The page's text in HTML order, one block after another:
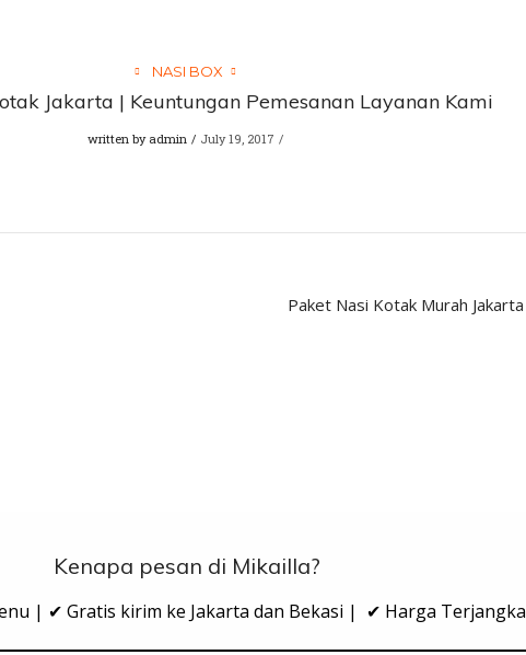
NASI BOX
Jakarta | Keuntungan Pemesanan Layanan Kami
written by admin July 19, 2017
Paket Nasi Kotak Murah
Kenapa pesan di Mikailla?
| ✔ Gratis kirim ke Jakarta dan Bekasi | ✔ Harga